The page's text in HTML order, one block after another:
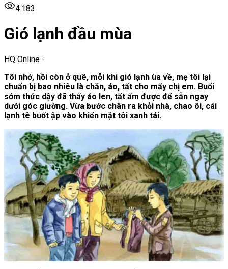
4.183
Gió lạnh đầu mùa
HQ Online -
Tôi nhớ, hồi còn ở quê, mỗi khi gió lạnh ùa về, mẹ tôi lại
chuẩn bị bao nhiêu là chăn, áo, tất cho mấy chị em. Buổi
sớm thức dậy đã thấy áo len, tất ấm được để sẵn ngay
dưới góc giường. Vừa bước chân ra khỏi nhà, chao ôi, cái
lạnh tê buốt ập vào khiến mặt tôi xanh tái.